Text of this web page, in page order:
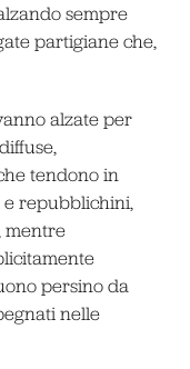
sempre
partigiane che,
alzate per
tendono in
repubblichini,
mentre
persino da
nelle